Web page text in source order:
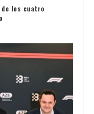
los cuatro